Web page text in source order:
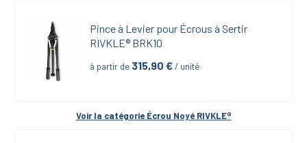
Pince à Levier pour Écrous à Sertir
RIVKLE® BRK10
à partir de 315,90 € / unité
Voir la catégorie Écrou Noyé RIVKLE®